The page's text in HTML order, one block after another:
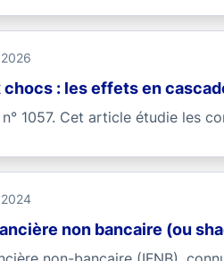
chocs : les effets en
1057. Cet article étudie les
non bancaire (ou